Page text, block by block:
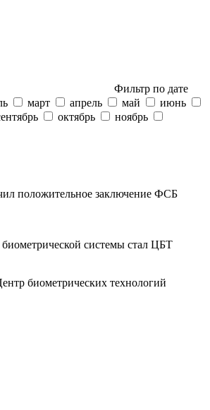
Фильтр по дате
март апрель май
июнь
октябрь
ноябрь
положительное заключение ФСБ
системы стал ЦБТ
биометрических технологий